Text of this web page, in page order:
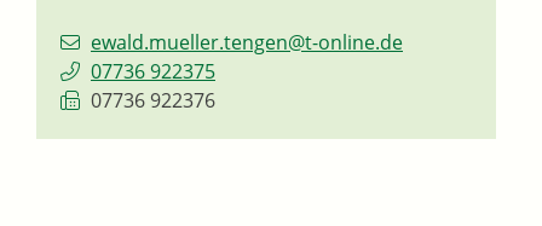
ewald.mueller.tengen@t-online.de
07736 922375
07736 922376